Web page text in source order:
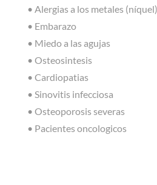
• Alergias a los metales (níquel)
• Embarazo
• Miedo a las agujas
• Osteosintesis
• Cardiopatias
• Sinovitis infecciosa
• Osteoporosis severas
• Pacientes oncologicos